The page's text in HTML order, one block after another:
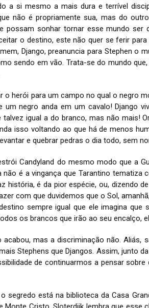
a si mesmo a mais dura e terrível
não é propriamente sua, mas do
possam sonhar tornar esse mundo ser
o destino, este não quer se ferir
Django, preanuncia para Stephen o
sendo em vão. Trata-se do mundo
o herói para um campo no qual o negro
negro anda em um cavalo! Django
igual a do branco, mas não mais!
isso voltando ao que há de menos
e quebrar pedras o dia todo, sem
Candyland do mesmo modo que a
é a vingança que Tarantino tematiza
é da pior espécie, ou, dizendo
com que duvidemos que o Sol,
sempre igual que ele imagina
os brancos que irão ao seu encalço,
mas a discriminação não. Aliás,
Stephens que Djangos. Assim, junto
de continuarmos a pensar
segredo está na biblioteca da Casa